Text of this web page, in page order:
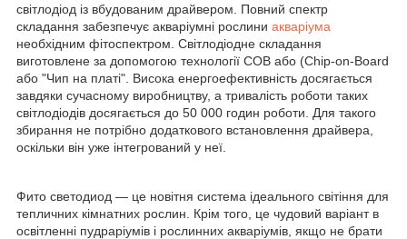
світлодіод із вбудованим драйвером. Повний спектр
складання забезпечує акваріумні рослини акваріума
необхідним фітоспектром. Світлодіодне складання
виготовлене за допомогою технології COB або (Chip-on-Board
або "Чип на платі". Висока енергоефективність досягається
завдяки сучасному виробництву, а тривалість роботи таких
світлодіодів досягається до 50 000 годин роботи. Для такого
збирання не потрібно додаткового встановлення драйвера,
оскільки він уже інтегрований у неї.
Фито светодиод — це новітня система ідеального світіння для
тепличних кімнатних рослин. Крім того, це чудовий варіант в
освітленні пудраріумів і рослинних акваріумів, якщо не брати